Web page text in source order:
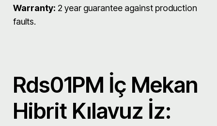
Warranty: 2 year guarantee against production
faults.
Rds01PM İç Mekan
Hibrit Kılavuz İz: